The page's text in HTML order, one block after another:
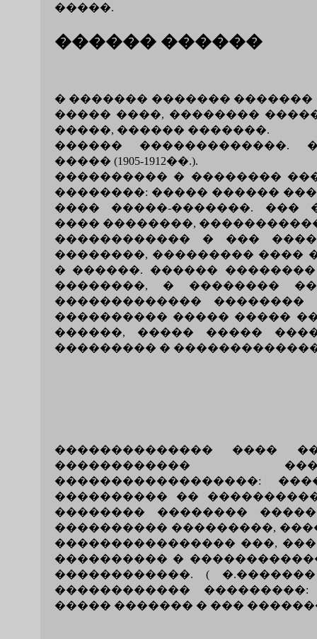
�����.
������ ������
� ������� �������
����� ����, ��������
�����, ������ �������.
������ �������������.
����� (1905-1912��.).
���������� � ��������
��������: ����� ������
���� �����-�������. ���
���� ��������,
������������ � ���
��������, ��������� ����
� ������. ������ ��������
��������, � ��������
������������� ��������
���������� ����� �����
������, ����� �����
��������� �
�������������� ����
������������
������������������:
���������� ��
�������� ��������
���������� ���������,
���������������� ���,
���������� �
������������. (
������������
����� ������� � ���